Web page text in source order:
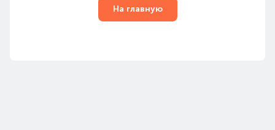
На главную